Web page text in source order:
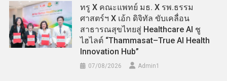
ทรู X คณะแพทย์ มธ. X รพ.ธรรม
ศาสตร์ฯ X เอ้ก ดิจิทัล ขับเคลื่อน
สาธารณสุขไทยสู่ Healthcare AI ชู
ไฮไลต์ “Thammasat–True AI Health
Innovation Hub”
07/08/2026 Admin​1